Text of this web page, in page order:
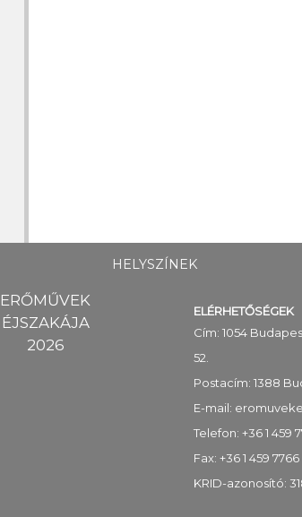
HELYSZÍNEK
ERŐMŰVEK
ÉJSZAKÁJA
2026
ELÉRHETŐSÉGEK
Cím: 1054
52.
Postacím: 1388
E-mail:
Telefon: +36 1 459
Fax: +36 1 459 7766
KRID-azonosító: